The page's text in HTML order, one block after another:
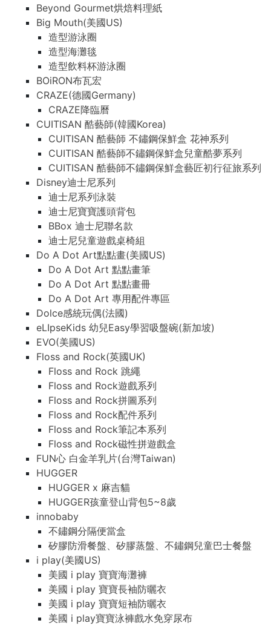
Beyond Gourmet烘焙料理紙
Big Mouth(美國US)
造型游泳圈
造型海灘毯
造型飲料杯游泳圈
BOiRON布瓦宏
CRAZE(德國Germany)
CRAZE降臨曆
CUITISAN 酷藝師(韓國Korea)
CUITISAN 酷藝師 不鏽鋼保鮮盒 花神系列
CUITISAN 酷藝師不鏽鋼保鮮盒兒童酷夢系列
CUITISAN 酷藝師不鏽鋼保鮮盒藝匠初行征旅系列
Disney迪士尼系列
迪士尼系列泳裝
迪士尼寶寶護頭背包
BBox 迪士尼聯名款
迪士尼兒童遊戲桌椅組
Do A Dot Art點點畫(美國US)
Do A Dot Art 點點畫筆
Do A Dot Art 點點畫冊
Do A Dot Art 專用配件專區
Dolce感統玩偶(法國)
eLIpseKids 幼兒Easy學習吸盤碗(新加坡)
EVO(美國US)
Floss and Rock(英國UK)
Floss and Rock 跳繩
Floss and Rock遊戲系列
Floss and Rock拼圖系列
Floss and Rock配件系列
Floss and Rock筆記本系列
Floss and Rock磁性拼遊戲盒
FUN心 白金羊乳片(台灣Taiwan)
HUGGER
HUGGER x 麻吉貓
HUGGER孩童登山背包5~8歲
innobaby
不鏽鋼分隔便當盒
矽膠防滑餐盤、矽膠蒸盤、不鏽鋼兒童巴士餐盤
i play(美國US)
美國 i play 寶寶海灘褲
美國 i play 寶寶長袖防曬衣
美國 i play 寶寶短袖防曬衣
美國 i play寶寶泳褲戲水免穿尿布